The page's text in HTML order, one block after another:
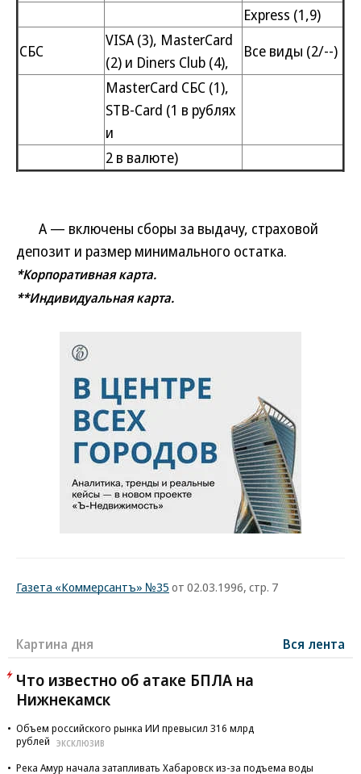
Express (1,9)
СБС
VISA (3), MasterCard
(2) и Diners Club (4),
Все виды (2/--)
MasterCard СБС (1),
STB-Card (1 в рублях
и
2 в валюте)
А — включены сборы за выдачу, страховой
депозит и размер минимального остатка.
*Корпоративная карта.
**Индивидуальная карта.
Газета «Коммерсантъ» №35 от 02.03.1996, стр. 7
Картина дня Вся лента
Что известно об атаке БПЛА на
Нижнекамск
Объем российского рынка ИИ превысил 316 млрд
рублей
ЭКСКЛЮЗИВ
Река Амур начала затапливать Хабаровск из-за подъема воды